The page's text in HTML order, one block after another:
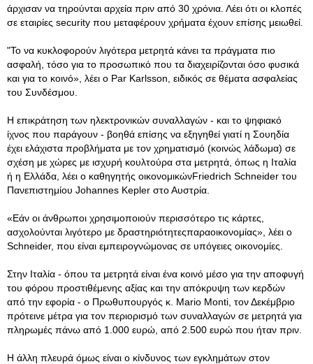
άρχισαν να τηρούνται αρχεία πριν από 30 χρόνια. Λέει ότι οι κλοπές
σε εταιρίες security που μεταφέρουν χρήματα έχουν επίσης μειωθεί.
"Το να κυκλοφορούν λιγότερα μετρητά κάνει τα πράγματα πιο
ασφαλή, τόσο για το προσωπικό που τα διαχειρίζονται όσο φυσικά
και για το κοινό», λέει ο Par Karlsson, ειδικός σε θέματα ασφαλείας
του Συνδέσμου.
Η επικράτηση των ηλεκτρονικών συναλλαγών - και το ψηφιακό
ίχνος που παράγουν - βοηθά επίσης να εξηγηθεί γιατί η Σουηδία
έχει ελάχιστα προβλήματα με τον χρηματισμό (κοινώς λάδωμα) σε
σχέση με χώρες με ισχυρή κουλτούρα στα μετρητά, όπως η Ιταλία
ή η Ελλάδα, λέει ο καθηγητής οικονομικώνFriedrich Schneider του
Πανεπιστημίου Johannes Kepler στο Αυστρία.
«Εάν οι άνθρωποι χρησιμοποιούν περισσότερο τις κάρτες,
ασχολούνται λιγότερο με δραστηριότητεςπαραοικονομίας», λέει ο
Schneider, που είναι εμπειρογνώμονας σε υπόγειες οικονομίες.
Στην Ιταλία - όπου τα μετρητά είναι ένα κοινό μέσο για την αποφυγή
του φόρου προστιθέμενης αξίας και την απόκρυψη των κερδών
από την εφορία - ο Πρωθυπουργός κ. Mario Monti, τον Δεκέμβριο
πρότεινε μέτρα για τον περιορισμό των συναλλαγών σε μετρητά για
πληρωμές πάνω από 1.000 ευρώ, από 2.500 ευρώ που ήταν πριν.
Η άλλη πλευρά όμως είναι ο κίνδυνος των εγκλημάτων στον